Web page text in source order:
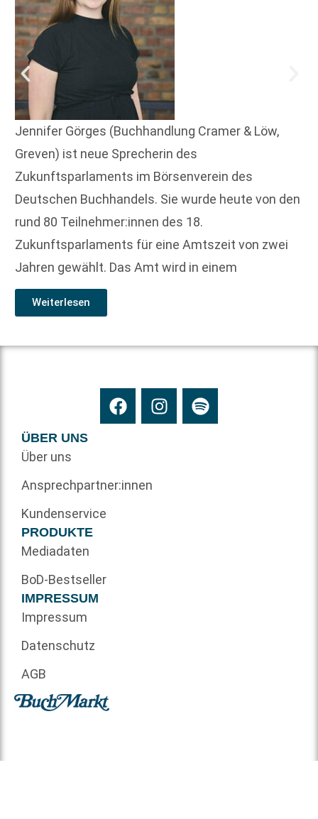
Jennifer Görges (Buchhandlung Cramer & Löw,
Greven) ist neue Sprecherin des
Zukunftsparlaments im Börsenverein des
Deutschen Buchhandels. Sie wurde heute von den
rund 80 Teilnehmer:innen des 18.
Zukunftsparlaments für eine Amtszeit von zwei
Jahren gewählt. Das Amt wird in einem
Weiterlesen
ÜBER UNS
Über uns
Ansprechpartner:innen
Kundenservice
PRODUKTE
Mediadaten
BoD-Bestseller
IMPRESSUM
Impressum
Datenschutz
AGB